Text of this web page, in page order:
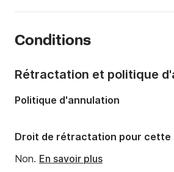
Animaux non acceptés à bord.
Nombre de couchages:
Nombre de salles de bains:
Tirant d'eau:1.5m
Puissance moteur:62cv
Conditions
Rétractation et politique
Politique d'annulation
Droit de rétractation pour cette
Non. En savoir plus